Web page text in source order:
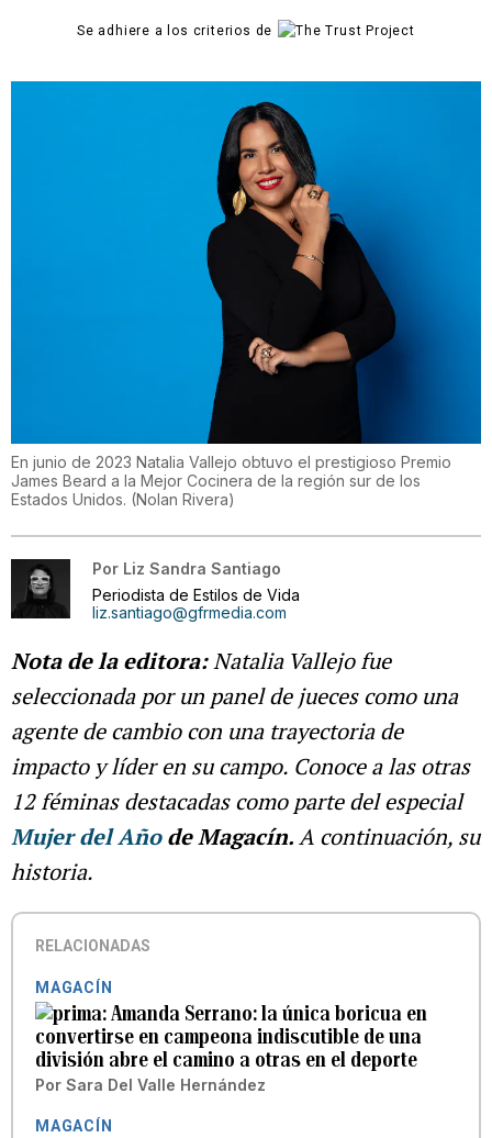
Se adhiere a los criterios de
En junio de 2023 Natalia Vallejo obtuvo el prestigioso Premio
James Beard a la Mejor Cocinera de la región sur de los
Estados Unidos. (Nolan Rivera)
Por Liz Sandra Santiago
Periodista de Estilos de Vida
liz.santiago@gfrmedia.com
Nota de la editora:Natalia Vallejo fue
seleccionada por un panel de jueces como una
agente de cambio con una trayectoria de
impacto y líder en su campo. Conoce a las otras
12 féminas destacadas como parte del especial
Mujer del Añode Magacín.A continuación, su
historia.
RELACIONADAS
MAGACÍN
Amanda Serrano: la única boricua en
convertirse en campeona indiscutible de una
división abre el camino a otras en el deporte
Por Sara Del Valle Hernández
MAGACÍN